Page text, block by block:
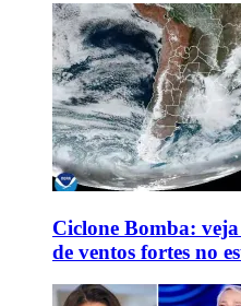
Ciclone Bomba:
de ventos fortes no